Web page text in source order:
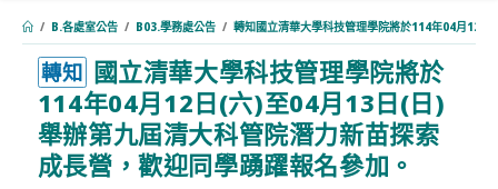
/ B.各處室公告 / B03.學務處公告 / 轉知國立清華大學科技管理學院將於114年04月12
轉知 國立清華大學科技管理學院將於
114年04月12日(六)至04月13日(日)
舉辦第九屆清大科管院潛力新苗探索
成長營，歡迎同學踴躍報名參加。